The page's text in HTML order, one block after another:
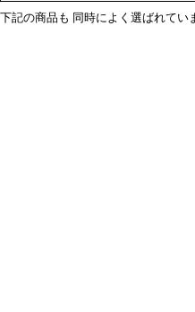
下記の商品も 同時によく選ばれてい